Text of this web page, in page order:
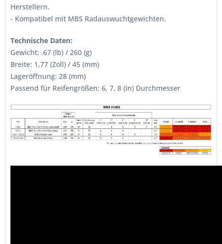
Herstellern.
- Kompatibel mit MBS Radauswuchtgewichten.
Technische Daten:
Gewicht: .67 (lb) / 260 (g)
Breite: 1,77 (Zoll) / 45 (mm)
Lageröffnung: 28 (mm)
Passend für Reifengrößen: 6, 7, 8 (in) Durchmesser